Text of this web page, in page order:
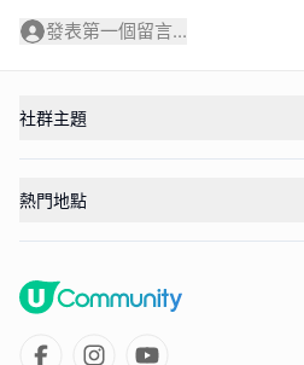
發表第一個留言...
社群主題
熱門地點